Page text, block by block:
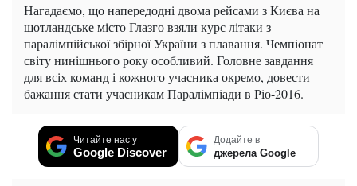
Нагадаємо, що напередодні двома рейсами з Києва на
шотландське місто Глазго взяли курс літаки з
паралімпійської збірної України з плавання. Чемпіонат
світу нинішнього року особливий. Головне завдання
для всіх команд і кожного учасника окремо, довести
бажання стати учасникам Паралімпіади в Ріо-2016.
Читайте нас у
Google Discover
Додайте в
джерела Google